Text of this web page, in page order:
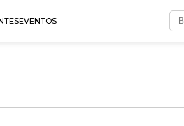
EVENTOS